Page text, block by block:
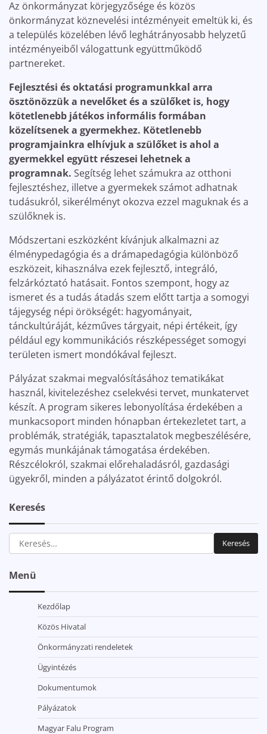
Az önkormányzat körjegyzősége és közös
önkormányzat köznevelési intézményeit emeltük ki, és
a település közelében lévő leghátrányosabb helyzetű
intézményeiből válogattunk együttműködő
partnereket.
Fejlesztési és oktatási programunkkal arra
ösztönözzük a nevelőket és a szülőket is, hogy
kötetlenebb játékos informális formában
közelítsenek a gyermekhez. Kötetlenebb
programjainkra elhívjuk a szülőket is ahol a
gyermekkel együtt részesei lehetnek a
programnak. Segítség lehet számukra az otthoni
fejlesztéshez, illetve a gyermekek számot adhatnak
tudásukról, sikerélményt okozva ezzel maguknak és a
szülőknek is.
Módszertani eszközként kívánjuk alkalmazni az
élménypedagógia és a drámapedagógia különböző
eszközeit, kihasználva ezek fejlesztő, integráló,
felzárkóztató hatásait. Fontos szempont, hogy az
ismeret és a tudás átadás szem előtt tartja a somogyi
tájegység népi örökségét: hagyományait,
tánckultúráját, kézműves tárgyait, népi értékeit, így
például egy kommunikációs részképességet somogyi
területen ismert mondókával fejleszt.
Pályázat szakmai megvalósításához tematikákat
használ, kivitelezéshez cselekvési tervet, munkatervet
készít. A program sikeres lebonyolítása érdekében a
munkacsoport minden hónapban értekezletet tart, a
problémák, stratégiák, tapasztalatok megbeszélésére,
egymás munkájának támogatása érdekében.
Részcélokról, szakmai előrehaladásról, gazdasági
ügyekről, minden a pályázatot érintő dolgokról.
Keresés
Keresés:
Menü
Kezdőlap
Közös Hivatal
Önkormányzati rendeletek
Ügyintézés
Dokumentumok
Pályázatok
Magyar Falu Program